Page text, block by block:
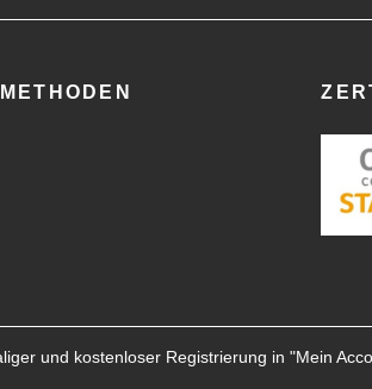
und kostenloser Registrierung in "Mein